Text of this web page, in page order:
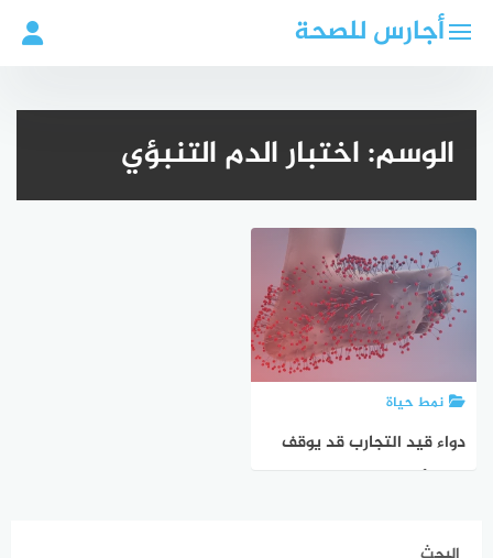
أجارس للصحة
الوسم:اختبار الدم التنبؤي
نمط حياة
دواء قيد التجارب قد يوقف